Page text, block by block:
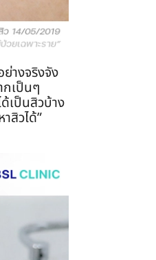
างจริงจัง
กเป็นๆ
เป็นสิวบ้าง
สิวได้”